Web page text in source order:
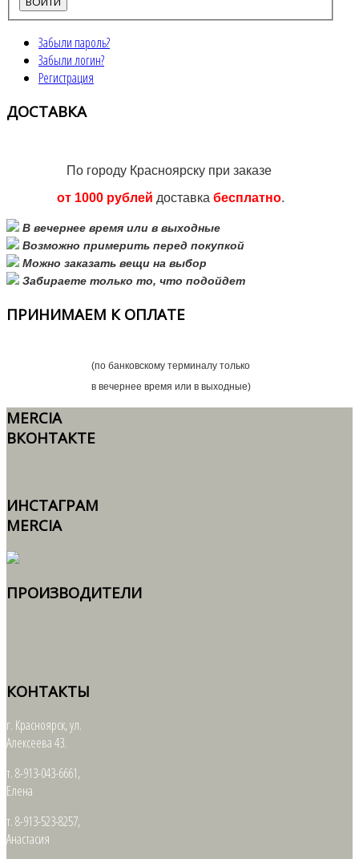
Забыли пароль?
Забыли логин?
Регистрация
ДОСТАВКА
По городу Красноярску при заказе
от 1000 рублей доставкабесплатно.
В вечернее время или в выходные
Возможно примерить перед покупкой
Можно заказать вещи на выбор
Забираете только то, что подойдет
ПРИНИМАЕМ К ОПЛАТЕ
(по банковскому терминалу только
в вечернее время или в выходные)
MERCIA
ВКОНТАКТЕ
ИНСТАГРАМ
MERCIA
ПРОИЗВОДИТЕЛИ
КОНТАКТЫ
г. Красноярск, ул.
Алексеева 43.
т. 8-913-043-6661,
Елена
т. 8-913-523-8257,
Анастасия